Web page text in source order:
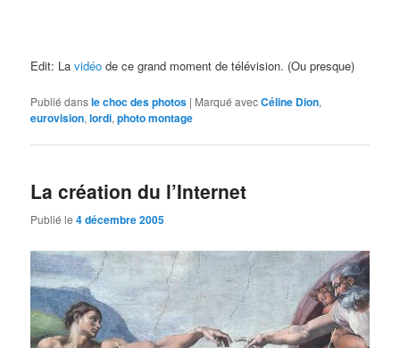
Edit: Lavidéo de ce grand moment de télévision. (Ou presque)
Publié dansle choc des photos | Marqué avecCéline Dion,
eurovision,lordi,photo montage
La création du l’Internet
Publié le4 décembre 2005